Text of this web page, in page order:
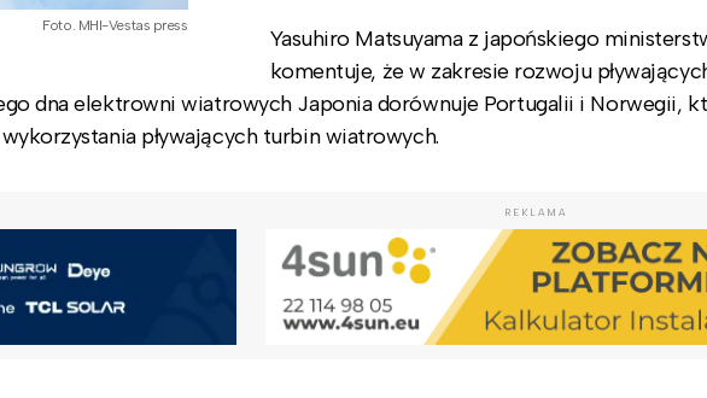
Foto. MHI-Vestas press
Yasuhiro Matsuyama z japońskiego
komentuje, że w zakresie rozwoju
dna elektrowni wiatrowych Japonia dorównuje Portugalii i Norwegii,
pływających turbin wiatrowych.
REKLAMA